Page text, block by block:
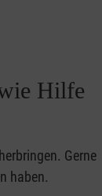
Hilfe
Gerne
haben.